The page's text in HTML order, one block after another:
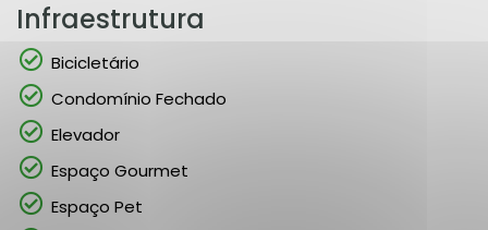
Infraestrutura
Bicicletário
Condomínio Fechado
Elevador
Espaço Gourmet
Espaço Pet